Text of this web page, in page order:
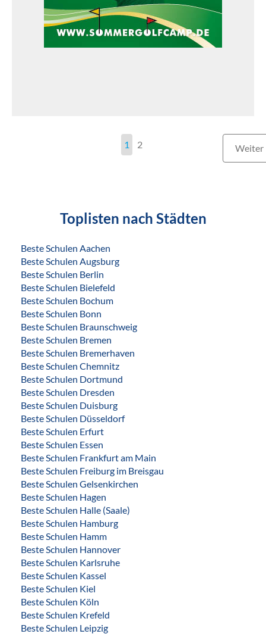
1 2 Weiter
Toplisten nach Städten
Beste Schulen Aachen
Beste Schulen Augsburg
Beste Schulen Berlin
Beste Schulen Bielefeld
Beste Schulen Bochum
Beste Schulen Bonn
Beste Schulen Braunschweig
Beste Schulen Bremen
Beste Schulen Bremerhaven
Beste Schulen Chemnitz
Beste Schulen Dortmund
Beste Schulen Dresden
Beste Schulen Duisburg
Beste Schulen Düsseldorf
Beste Schulen Erfurt
Beste Schulen Essen
Beste Schulen Frankfurt am Main
Beste Schulen Freiburg im Breisgau
Beste Schulen Gelsenkirchen
Beste Schulen Hagen
Beste Schulen Halle (Saale)
Beste Schulen Hamburg
Beste Schulen Hamm
Beste Schulen Hannover
Beste Schulen Karlsruhe
Beste Schulen Kassel
Beste Schulen Kiel
Beste Schulen Köln
Beste Schulen Krefeld
Beste Schulen Leipzig